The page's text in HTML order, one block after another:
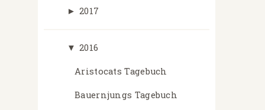
► 2017
▼ 2016
Aristocats Tagebuch
Bauernjungs Tagebuch